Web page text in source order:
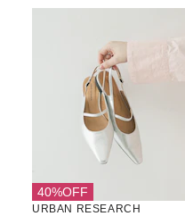
40%OFF
URBAN RESEARCH